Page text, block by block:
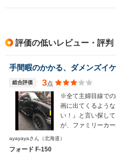
駆動方式 4WD
評価の低いレビュー・評判
手間暇のかかる、ダメンズイ
総合評価 3点
※全て主婦目線での総評です 夫が『
画に出てくるよう
い！』と言い探し
が、ファミリーカ
良くないし車高が
ayayayaさん （北海道）
フォード F-150